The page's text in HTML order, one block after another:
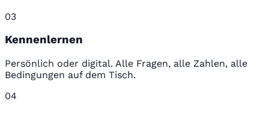
03
Kennenlernen
Persönlich oder digital. Alle Fragen, alle Zahlen, alle
Bedingungen auf dem Tisch.
04